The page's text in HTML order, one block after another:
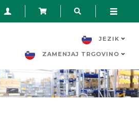
JEZIK
ZAMENJAJ TRGOVINO